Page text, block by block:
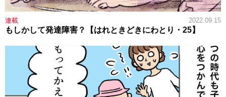
連載 2022.09.15
もしかして発達障害？【はれときどきにわとり・25】